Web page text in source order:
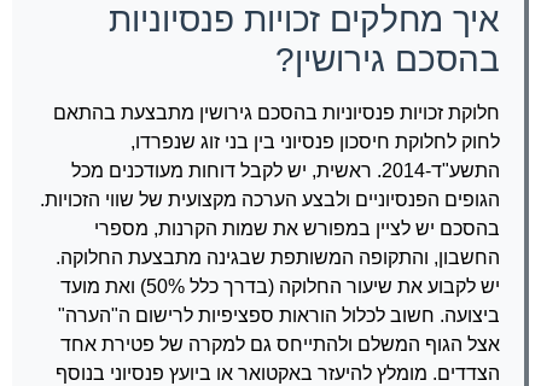
איך מחלקים זכויות פנסיוניות
בהסכם גירושין?
חלוקת זכויות פנסיוניות בהסכם גירושין מתבצעת בהתאם
לחוק לחלוקת חיסכון פנסיוני בין בני זוג שנפרדו,
התשע"ד-2014. ראשית, יש לקבל דוחות מעודכנים מכל
הגופים הפנסיוניים ולבצע הערכה מקצועית של שווי הזכויות.
בהסכם יש לציין במפורש את שמות הקרנות, מספרי
החשבון, והתקופה המשותפת שבגינה מתבצעת החלוקה.
יש לקבוע את שיעור החלוקה (בדרך כלל 50%) ואת מועד
ביצועה. חשוב לכלול הוראות ספציפיות לרישום ה"הערה"
אצל הגוף המשלם ולהתייחס גם למקרה של פטירת אחד
הצדדים. מומלץ להיעזר באקטואר או ביועץ פנסיוני בנוסף